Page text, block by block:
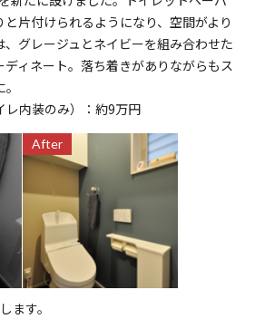
片付けられるようになり、空間がより
グレージュとネイビーを組み合わせた
ィネート。落ち着きがありながらもス
内装のみ）：約9万円
After
ます。